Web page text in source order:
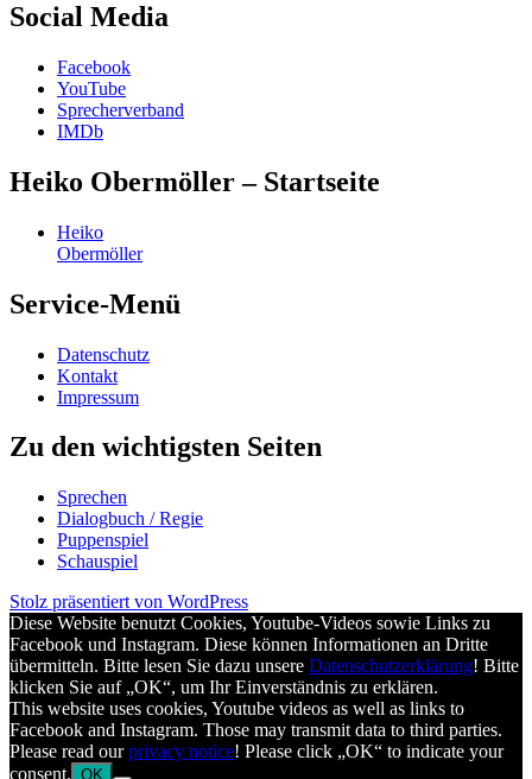
Social Media
Facebook
YouTube
Sprecherverband
IMDb
Heiko Obermöller – Startseite
Heiko
Obermöller
Service-Menü
Datenschutz
Kontakt
Impressum
Zu den wichtigsten Seiten
Sprechen
Dialogbuch / Regie
Puppenspiel
Schauspiel
Stolz präsentiert von WordPress
Diese Website benutzt Cookies, Youtube-Videos sowie Links zu
Facebook und Instagram. Diese können Informationen an Dritte
übermitteln. Bitte lesen Sie dazu unsere Datenschutzerklärung! Bitte
klicken Sie auf „OK“, um Ihr Einverständnis zu erklären.
This website uses cookies, Youtube videos as well as links to
Facebook and Instagram. Those may transmit data to third parties.
Please read ourprivacy notice! Please click „OK“ to indicate your
consent. OK